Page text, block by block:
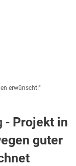
erwünscht!"
- Projekt in
guter